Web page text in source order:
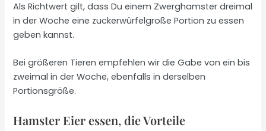
Als Richtwert gilt, dass Du einem Zwerghamster dreimal
in der Woche eine zuckerwürfelgroße Portion zu essen
geben kannst.
Bei größeren Tieren empfehlen wir die Gabe von ein bis
zweimal in der Woche, ebenfalls in derselben
Portionsgröße.
Hamster Eier essen, die Vorteile